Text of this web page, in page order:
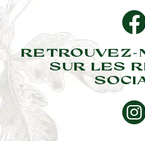
RETROUVEZ-
SUR LES